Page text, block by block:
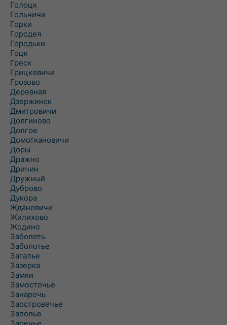
Голоцк
Гольчичи
Горки
Городея
Городьки
Гоцк
Греск
Грицкевичи
Грозово
Деревная
Дзержинск
Дмитровичи
Долгиново
Долгое
Домоткановичи
Доры
Дражно
Дричин
Дружный
Дуброво
Дукора
Ждановичи
Жилихово
Жодино
Заболоть
Заболотье
Загалье
Зазерка
Замки
Замосточье
Занарочь
Заостровечье
Заполье